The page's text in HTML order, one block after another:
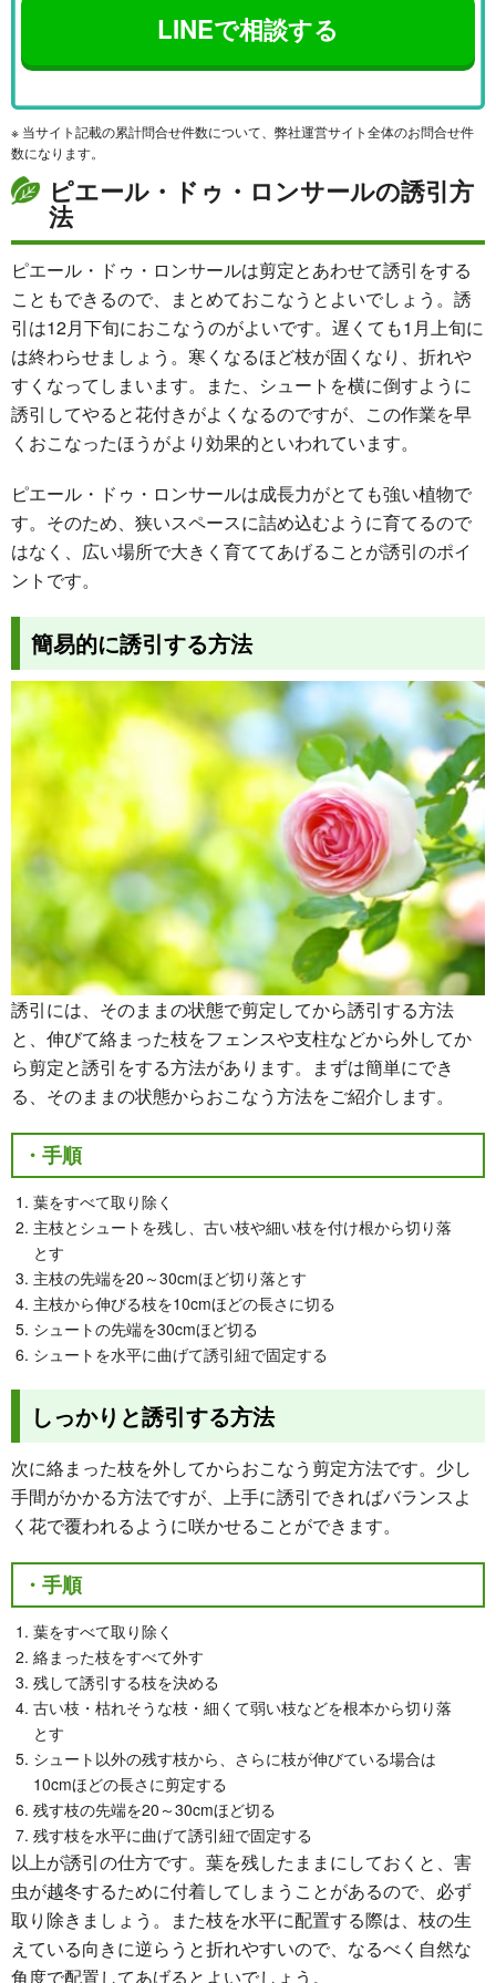
LINEで相談する
※ 当サイト記載の累計問合せ件数について、弊社運営サイト全体のお問合せ件
数になります。
ピエール・ドゥ・ロンサールの誘引方
法
ピエール・ドゥ・ロンサールは剪定とあわせて誘引をする
こともできるので、まとめておこなうとよいでしょう。誘
引は12月下旬におこなうのがよいです。遅くても1月上旬に
は終わらせましょう。寒くなるほど枝が固くなり、折れや
すくなってしまいます。また、シュートを横に倒すように
誘引してやると花付きがよくなるのですが、この作業を早
くおこなったほうがより効果的といわれています。
ピエール・ドゥ・ロンサールは成長力がとても強い植物で
す。そのため、狭いスペースに詰め込むように育てるので
はなく、広い場所で大きく育ててあげることが誘引のポイ
ントです。
簡易的に誘引する方法
誘引には、そのままの状態で剪定してから誘引する方法
と、伸びて絡まった枝をフェンスや支柱などから外してか
ら剪定と誘引をする方法があります。まずは簡単にでき
る、そのままの状態からおこなう方法をご紹介します。
・手順
葉をすべて取り除く
主枝とシュートを残し、古い枝や細い枝を付け根から切り落
とす
主枝の先端を20～30cmほど切り落とす
主枝から伸びる枝を10cmほどの長さに切る
シュートの先端を30cmほど切る
シュートを水平に曲げて誘引紐で固定する
しっかりと誘引する方法
次に絡まった枝を外してからおこなう剪定方法です。少し
手間がかかる方法ですが、上手に誘引できればバランスよ
く花で覆われるように咲かせることができます。
・手順
葉をすべて取り除く
絡まった枝をすべて外す
残して誘引する枝を決める
古い枝・枯れそうな枝・細くて弱い枝などを根本から切り落
とす
シュート以外の残す枝から、さらに枝が伸びている場合は
10cmほどの長さに剪定する
残す枝の先端を20～30cmほど切る
残す枝を水平に曲げて誘引紐で固定する
以上が誘引の仕方です。葉を残したままにしておくと、害
虫が越冬するために付着してしまうことがあるので、必ず
取り除きましょう。また枝を水平に配置する際は、枝の生
えている向きに逆らうと折れやすいので、なるべく自然な
角度で配置してあげるとよいでしょう。